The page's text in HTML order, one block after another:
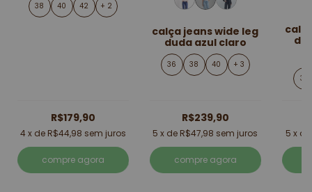
38 40 42 + 2
R$179,90
4 x de R$44,98 sem juros
compre agora
calça jeans wide leg
duda azul claro
36 38 40 + 3
R$239,90
5 x de R$47,98 sem juros
compre agora
36
5 x